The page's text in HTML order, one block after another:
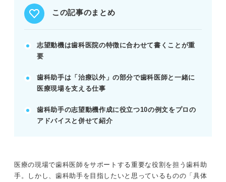
志望医院の理念や特徴を徹底的に研究する。
入社後の貢献イメージとキャリアビジョンを示す。
力な武器になります。
記事の該当箇所を見る
歯科助手の志望動機は医院の特徴に合わせて書
こう
そもそも歯科助手ってどんな仕事？
歯科助手の勤務先は2パターンに分かれる
※AIの特性上、間違いが含まれている場合があります。記事本文
と併せてご確認ください。
この記事のまとめ
志望動機は歯科医院の特徴に合わせて書くことが重
要
歯科助手は「治療以外」の部分で歯科医師と一緒に
医療現場を支える仕事
歯科助手の志望動機作成に役立つ10の例文をプロの
アドバイスと併せて紹介
医療の現場で歯科医師をサポートする重要な役割を担う歯科助
手。しかし、歯科助手を目指したいと思っているものの「具体